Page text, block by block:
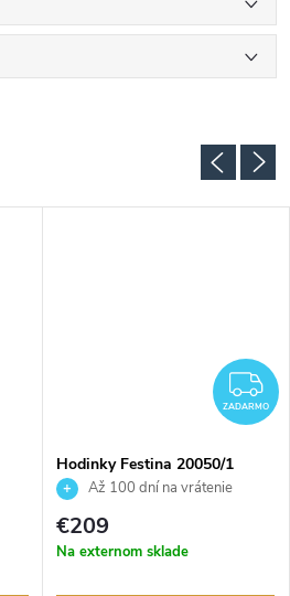
ZADARMO
Hodinky Festina 20050/1
Až 100 dní na vrátenie
tovaru. Autorizovaný predajca.
€209
Na externom sklade